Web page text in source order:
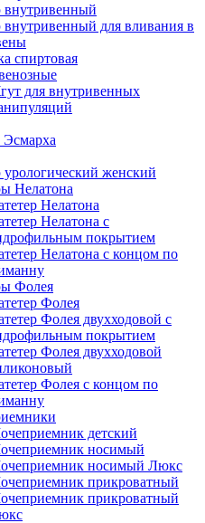
внутривенный
внутривенный для вливания в
спиртовая
для внутривенных
урологический женский
Нелатона
Нелатона
Нелатона с
покрытием
Нелатона с концом по
Фолея
Фолея
Фолея двухходовой с
покрытием
Фолея двухходовой
Фолея с концом по
детский
носимый
носимый Люкс
прикроватный
прикроватный